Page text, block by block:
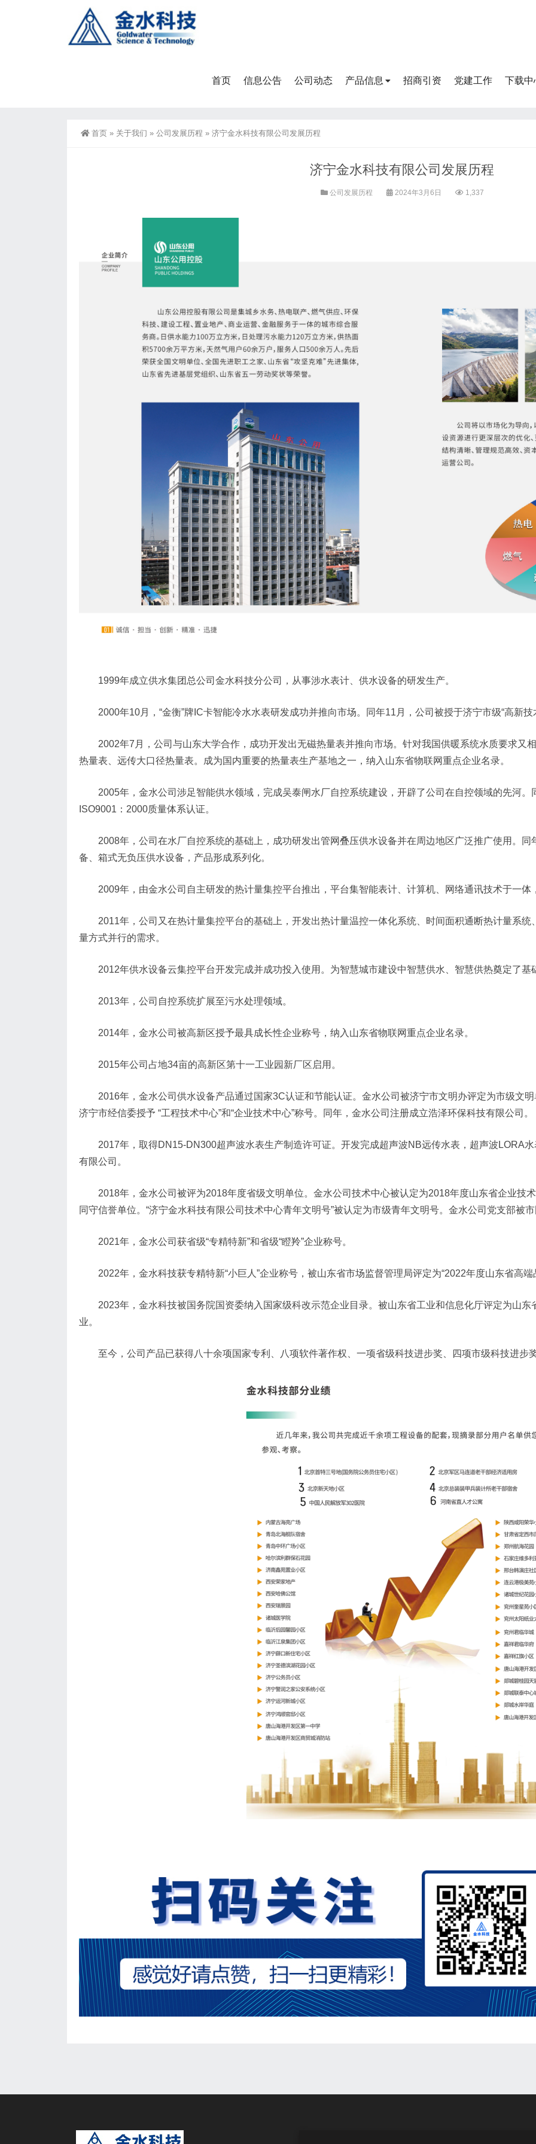
首页 信息公告 公司动态 产品信息 招商引资 党建工作 下载中
首页 » 关于我们 » 公司发展历程 » 济宁金水科技有限公司发展历程
济宁金水科技有限公司发展历程
公司发展历程 2024年3月6日 1,337
1999年成立供水集团总公司金水科技分公司，从事涉水表计、供水设备的研发生产。
2000年10月，“金衡”牌IC卡智能冷水水表研发成功并推向市场。同年11月，公司被授于济宁市级“高新技
2002年7月，公司与山东大学合作，成功开发出无磁热量表并推向市场。针对我国供暖系统水质要求又
热量表、远传大口径热量表。成为国内重要的热量表生产基地之一，纳入山东省物联网重点企业名录。
2005年，金水公司涉足智能供水领域，完成吴泰闸水厂自控系统建设，开辟了公司在自控领域的先河
ISO9001：2000质量体系认证。
2008年，公司在水厂自控系统的基础上，成功研发出管网叠压供水设备并在周边地区广泛推广使用。
备、箱式无负压供水设备，产品形成系列化。
2009年，由金水公司自主研发的热计量集控平台推出，平台集智能表计、计算机、网络通讯技术于一
2011年，公司又在热计量集控平台的基础上，开发出热计量温控一体化系统、时间面积通断热计量系
量方式并行的需求。
2012年供水设备云集控平台开发完成并成功投入使用。为智慧城市建设中智慧供水、智慧供热奠定了基
2013年，公司自控系统扩展至污水处理领域。
2014年，金水公司被高新区授予最具成长性企业称号，纳入山东省物联网重点企业名录。
2015年公司占地34亩的高新区第十一工业园新厂区启用。
2016年，金水公司供水设备产品通过国家3C认证和节能认证。金水公司被济宁市文明办评定为市级文
济宁市经信委授予 “工程技术中心”和“企业技术中心”称号。同年，金水公司注册成立浩泽环保科技有限公司。
2017年，取得DN15-DN300超声波水表生产制造许可证。开发完成超声波NB远传水表，超声波LORA
有限公司。
2018年，金水公司被评为2018年度省级文明单位。金水公司技术中心被认定为2018年度山东省企业技
同守信誉单位。“济宁金水科技有限公司技术中心青年文明号”被认定为市级青年文明号。金水公司党支部被
2021年，金水公司获省级“专精特新”和省级“瞪羚”企业称号。
2022年，金水科技获专精特新“小巨人”企业称号，被山东省市场监督管理局评定为“2022年度山东省高端
2023年，金水科技被国务院国资委纳入国家级科改示范企业目录。被山东省工业和信息化厅评定为山
业。
至今，公司产品已获得八十余项国家专利、八项软件著作权、一项省级科技进步奖、四项市级科技进步